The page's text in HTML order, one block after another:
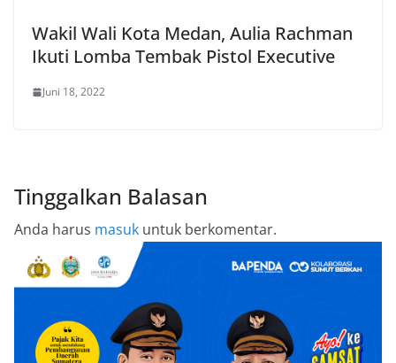
Wakil Wali Kota Medan, Aulia Rachman
Ikuti Lomba Tembak Pistol Executive
Juni 18, 2022
Tinggalkan Balasan
Anda harus masuk untuk berkomentar.